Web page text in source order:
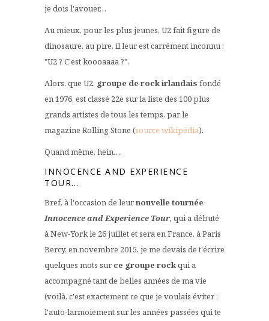
je dois l'avouer…
Au mieux, pour les plus jeunes, U2 fait figure de
dinosaure, au pire, il leur est carrément inconnu :
"U2 ? C'est koooaaaa ?".
Alors, que U2, groupe de rockirlandais fondé
en 1976, est classé 22e sur la liste des 100 plus
grands artistes de tous les temps, par le
magazine Rolling Stone (source wikipédia).
Quand même, hein….
INNOCENCE AND EXPERIENCE
TOUR…
Bref, à l'occasion de leurnouvelle tournée
Innocence and Experience Tour, qui a débuté
à New-York le 26 juillet et sera en France, à Paris
Bercy, en novembre 2015, je me devais de t'écrire
quelques mots sur ce groupe rockqui a
accompagné tant de belles années de ma vie
(voilà, c'est exactement ce que je voulais éviter :
l'auto-larmoiement sur les années passées qui te